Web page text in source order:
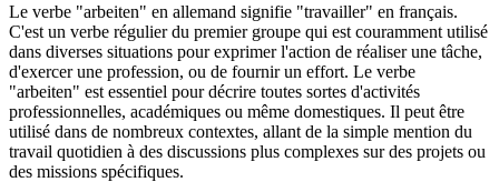
Le verbe "arbeiten" en allemand signifie "travailler" en français.
C'est un verbe régulier du premier groupe qui est couramment utilisé
dans diverses situations pour exprimer l'action de réaliser une tâche,
d'exercer une profession, ou de fournir un effort. Le verbe
"arbeiten" est essentiel pour décrire toutes sortes d'activités
professionnelles, académiques ou même domestiques. Il peut être
utilisé dans de nombreux contextes, allant de la simple mention du
travail quotidien à des discussions plus complexes sur des projets ou
des missions spécifiques.